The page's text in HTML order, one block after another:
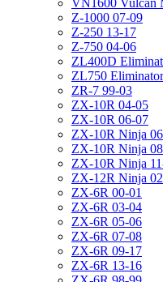
VN1600 Vulcan
Z-1000 07-09
Z-250 13-17
Z-750 04-06
ZL400D
ZL750
ZR-7 99-03
ZX-10R 04-05
ZX-10R 06-07
ZX-10R Ninja
ZX-10R Ninja
ZX-10R Ninja
ZX-12R Ninja
ZX-6R 00-01
ZX-6R 03-04
ZX-6R 05-06
ZX-6R 07-08
ZX-6R 09-17
ZX-6R 13-16